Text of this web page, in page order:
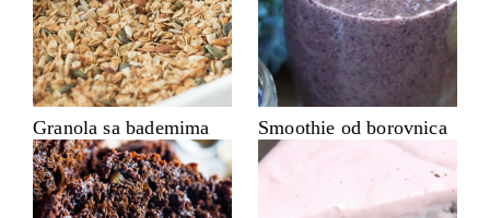
Granola sa bademima Smoothie od borovnica